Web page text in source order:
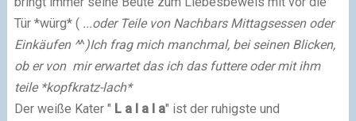
Tür *würg* ( ...oder Teile von Nachbars Mittagsessen oder
Einkäufen ^^ )Ich frag mich manchmal, bei seinen Blicken,
ob er von mir erwartet das ich das futtere oder mit ihm
teile *kopfkratz-lach*
Der weiße Kater " L a l a l a" ist der ruhigste und